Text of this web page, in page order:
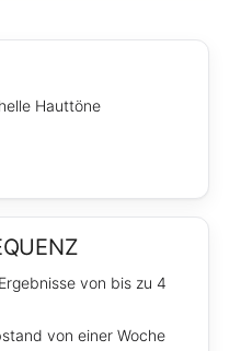
Hauttöne
von bis zu 4
von einer Woche